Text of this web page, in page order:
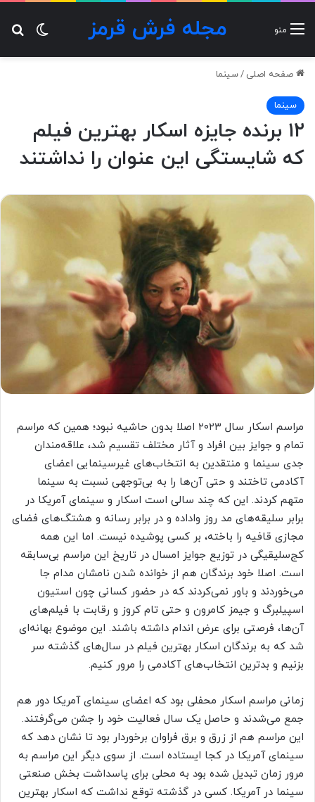
مجله فرش قرمز منو
صفحه اصلی /سینما
سینما
۱۲ برنده جایزه اسکار بهترین فیلم
که شایستگی این عنوان را نداشتند
مراسم اسکار سال ۲۰۲۳ اصلا بدون حاشیه نبود؛ همین که مراسم
تمام و جوایز بین افراد و آثار مختلف تقسیم شد، علاقه‌مندان
جدی سینما و منتقدین به انتخاب‌های غیرسینمایی اعضای
آکادمی تاختند و حتی آن‌ها را به بی‌توجهی نسبت به سینما
متهم کردند. این که چند سالی است اسکار و سینمای آمریکا در
برابر سلیقه‌های مد روز واداده و در برابر رسانه و هشتگ‌های فضای
مجازی قافیه را باخته، بر کسی پوشیده نیست. اما این همه
کج‌سلیقیگی در توزیع جوایز امسال در تاریخ این مراسم بی‌سابقه
است. اصلا خود برندگان هم از خوانده شدن نامشان مدام جا
می‌خوردند و باور نمی‌کردند که در حضور کسانی چون استیون
اسپیلبرگ و جیمز کامرون و حتی تام کروز و رقابت با فیلم‌های
آن‌ها، فرصتی برای عرض اندام داشته باشند. این موضوع بهانه‌ای
شد که به برندگان اسکار بهترین فیلم در سال‌های گذشته سر
بزنیم و بدترین‌ انتخاب‌های آکادمی را مرور کنیم.
زمانی مراسم اسکار محفلی بود که اعضای سینمای آمریکا دور هم
جمع می‌شدند و حاصل یک سال فعالیت خود را جشن می‌گرفتند.
این مراسم هم از زرق و برق فراوان برخوردار بود تا نشان دهد که
سینمای آمریکا در کجا ایستاده است. از سوی دیگر این مراسم به
مرور زمان تبدیل شده بود به محلی برای پاسداشت بخش صنعتی
سینما در آمریکا. کسی در گذشته توقع نداشت که اسکار بهترین